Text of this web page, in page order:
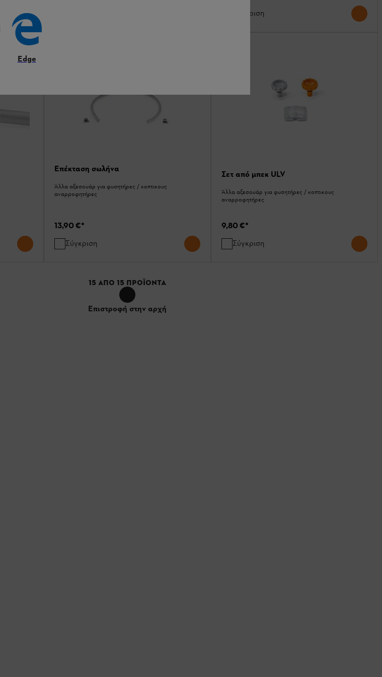
Σύγκριση
Επέκταση σωλήνα
Άλλα αξεσουάρ για φυσητήρες / κοπτικους
αναρροφητήρες
13,90 €*
Σύγκριση
Σετ από μπεκ ULV
Άλλα αξεσουάρ για φυσητήρες / κοπτικους
αναρροφητήρες
9,80 €*
Σύγκριση
15 ΑΠΌ 15 ΠΡΟΪΌΝΤΑ
Επιστροφή στην αρχή
Edge